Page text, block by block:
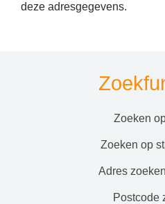
deze adresgegevens.
zoeken
zoeken op
adres
postcode